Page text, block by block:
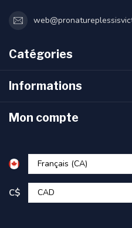
Catégories
Informations
Mon compte
C$